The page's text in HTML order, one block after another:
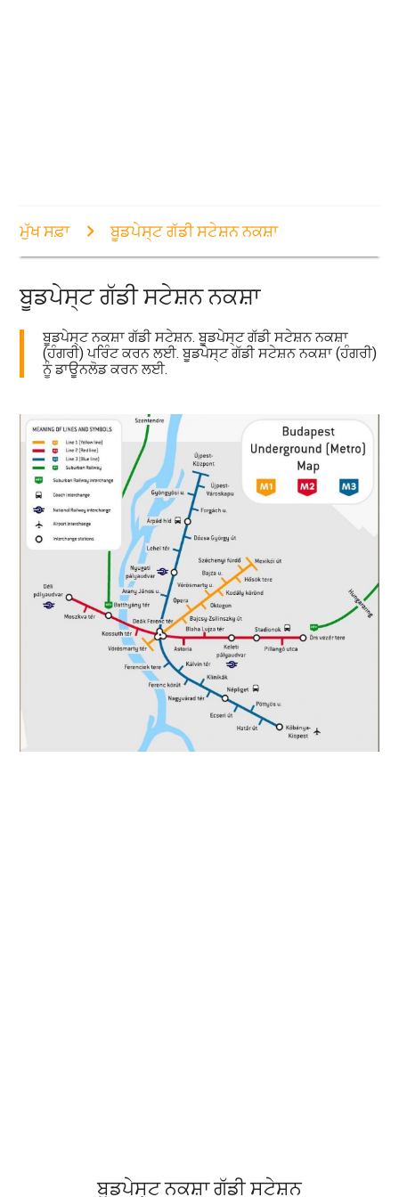
ਮੁੱਖ ਸਫ਼ਾ ਬੂਡਪੇਸ੍ਟ ਗੱਡੀ ਸਟੇਸ਼ਨ ਨਕਸ਼ਾ
ਬੂਡਪੇਸ੍ਟ ਗੱਡੀ ਸਟੇਸ਼ਨ ਨਕਸ਼ਾ
ਬੂਡਪੇਸ੍ਟ ਨਕਸ਼ਾ ਗੱਡੀ ਸਟੇਸ਼ਨ. ਬੂਡਪੇਸ੍ਟ ਗੱਡੀ ਸਟੇਸ਼ਨ ਨਕਸ਼ਾ
(ਹੰਗਰੀ) ਪਰਿੰਟ ਕਰਨ ਲਈ. ਬੂਡਪੇਸ੍ਟ ਗੱਡੀ ਸਟੇਸ਼ਨ ਨਕਸ਼ਾ (ਹੰਗਰੀ)
ਨੂੰ ਡਾਊਨਲੋਡ ਕਰਨ ਲਈ.
ਬੂਡਪੇਸ੍ਟ ਨਕਸ਼ਾ ਗੱਡੀ ਸਟੇਸ਼ਨ